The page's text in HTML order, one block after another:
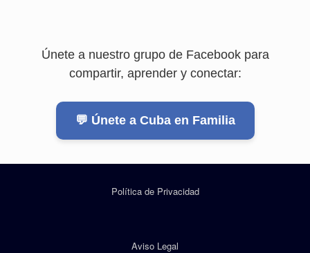
Únete a nuestro grupo de Facebook para
compartir, aprender y conectar:
💬 Únete a Cuba en Familia
Política de Privacidad
Aviso Legal